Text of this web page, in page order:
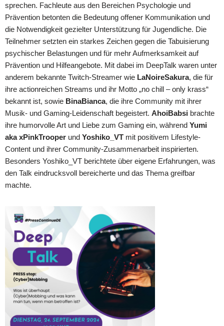
sprechen. Fachleute aus den Bereichen Psychologie und
Prävention betonten die Bedeutung offener Kommunikation und
die Notwendigkeit gezielter Unterstützung für Jugendliche. Die
Teilnehmer setzten ein starkes Zeichen gegen die Tabuisierung
psychischer Belastungen und für mehr Aufmerksamkeit auf
Prävention und Hilfeangebote. Mit dabei im DeepTalk waren unter
anderem bekannte Twitch-Streamer wie LaNoireSakura, die für
ihre actionreichen Streams und ihr Motto „no chill – only krass“
bekannt ist, sowie BinaBianca, die ihre Community mit ihrer
Musik- und Gaming-Leidenschaft begeistert. AhoiBabsi brachte
ihre humorvolle Art und Liebe zum Gaming ein, während Yumi
aka xPinkTrooper und Yoshiko_VT mit positivem Lifestyle-
Content und ihrer Community-Zusammenarbeit inspirierten.
Besonders Yoshiko_VT berichtete über eigene Erfahrungen, was
den Talk eindrucksvoll bereicherte und das Thema greifbar
machte.